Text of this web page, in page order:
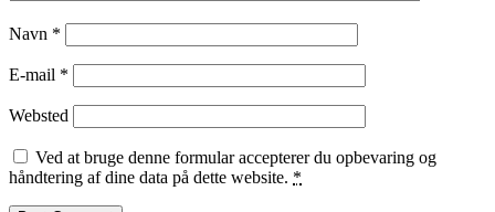
Navn *
E-mail *
Websted
Ved at bruge denne formular accepterer du opbevaring og
håndtering af dine data på dette website. *